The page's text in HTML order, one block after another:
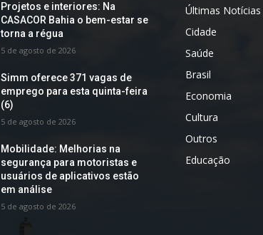
Projetos e interiores: Na
CASACOR Bahia o bem-estar se
torna a régua
5 de agosto de 2026
Simm oferece 371 vagas de
emprego para esta quinta-feira
(6)
5 de agosto de 2026
Mobilidade: Melhorias na
segurança para motoristas e
usuários de aplicativos estão
em análise
5 de agosto de 2026
Últimas Notícias
Cidade
Saúde
Brasil
Economia
Cultura
Outros
Educação